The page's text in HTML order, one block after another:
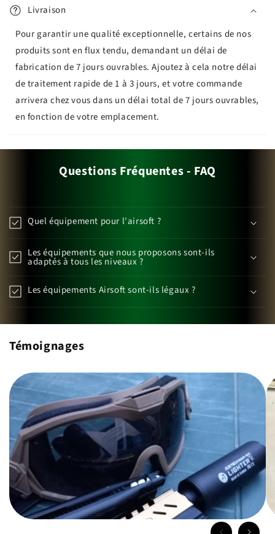
Livraison
Pour garantir une qualité exceptionnelle, certains de nos
produits sont en flux tendu, demandant un délai de
fabrication de 7 jours ouvrables. Ajoutez à cela notre délai
de traitement rapide de 1 à 3 jours, et votre commande
arrivera chez vous dans un délai total de 7 jours ouvrables,
en fonction de votre emplacement.
Questions Fréquentes - FAQ
Quel équipement pour l'airsoft ?
Les équipements que nous proposons sont-ils
adaptés à tous les niveaux ?
Les équipements Airsoft sont-ils légaux ?
Témoignages